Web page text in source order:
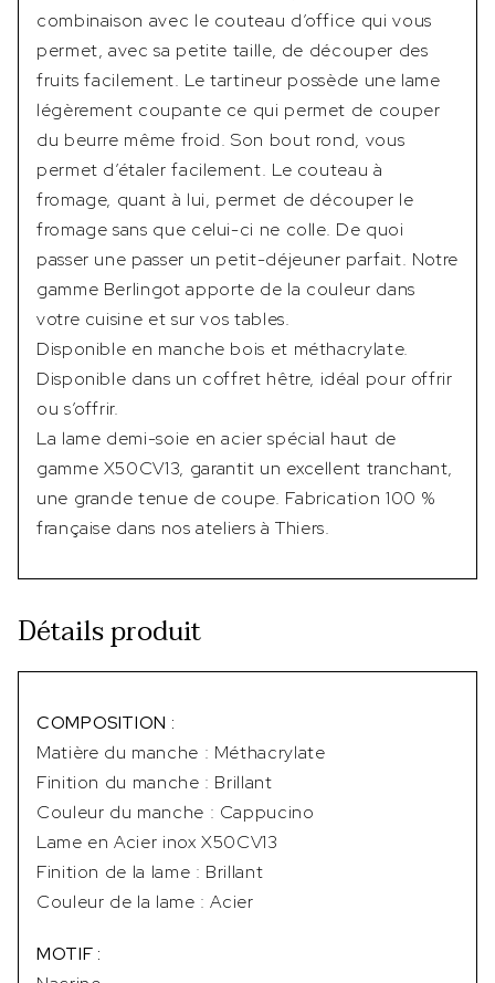
combinaison avec le couteau d’office qui vous
permet, avec sa petite taille, de découper des
fruits facilement. Le tartineur possède une lame
légèrement coupante ce qui permet de couper
du beurre même froid. Son bout rond, vous
permet d’étaler facilement. Le couteau à
fromage, quant à lui, permet de découper le
fromage sans que celui-ci ne colle. De quoi
passer une passer un petit-déjeuner parfait. Notre
gamme Berlingot apporte de la couleur dans
votre cuisine et sur vos tables.
Disponible en manche bois et méthacrylate.
Disponible dans un coffret hêtre, idéal pour offrir
ou s’offrir.
La lame demi-soie en acier spécial haut de
gamme X50CV13, garantit un excellent tranchant,
une grande tenue de coupe. Fabrication 100 %
française dans nos ateliers à Thiers.
Détails produit
COMPOSITION :
Matière du manche : Méthacrylate
Finition du manche : Brillant
Couleur du manche : Cappucino
Lame en Acier inox X50CV13
Finition de la lame : Brillant
Couleur de la lame : Acier
MOTIF :